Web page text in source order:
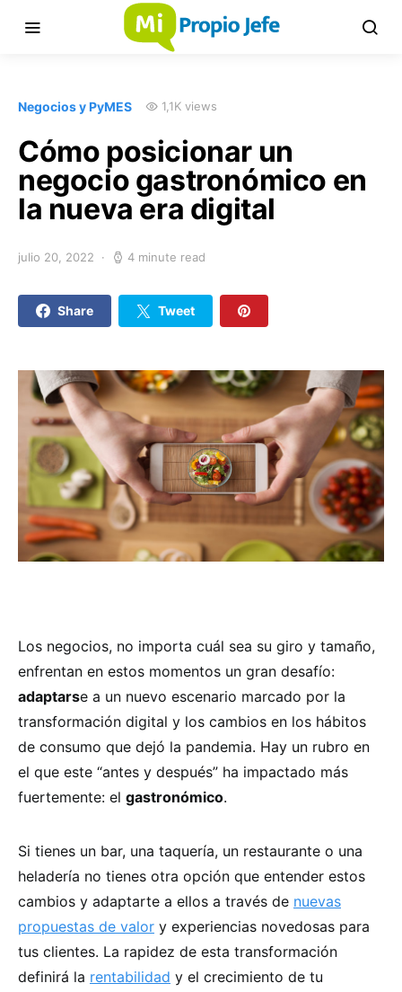
Negocios y PyMES 1,1K views
Cómo posicionar un
negocio gastronómico en
la nueva era digital
julio 20, 2022 4 minute read
Share Tweet
Los negocios, no importa cuál sea su giro y tamaño,
enfrentan en estos momentos un gran desafío:
adaptarse a un nuevo escenario marcado por la
transformación digital y los cambios en los hábitos
de consumo que dejó la pandemia. Hay un rubro en
el que este “antes y después” ha impactado más
fuertemente: el gastronómico.
Si tienes un bar, una taquería, un restaurante o una
heladería no tienes otra opción que entender estos
cambios y adaptarte a ellos a través de nuevas
propuestas de valor y experiencias novedosas para
tus clientes. La rapidez de esta transformación
definirá la rentabilidad y el crecimiento de tu